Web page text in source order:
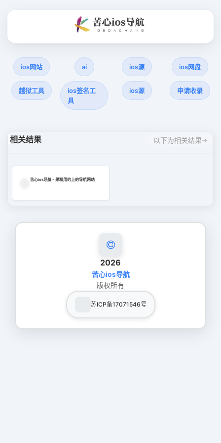
ios网站 ai ios源 ios网盘
越狱工具
ios签名工
具
ios源 申请收录
相关结果 以下为相关结果
苦心ios导航 - 果粉用的上的导航网站
2026
苦心ios导航
版权所有
苏ICP备17071546号